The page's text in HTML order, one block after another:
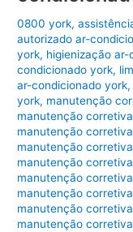
o
k
p
0800 york,
autorizado ar-
york, higienização
condicionado york,
ar-condicionado york,
york, manutenção
manutenção
manutenção
manutenção
manutenção
manutenção
manutenção
manutenção
manutenção